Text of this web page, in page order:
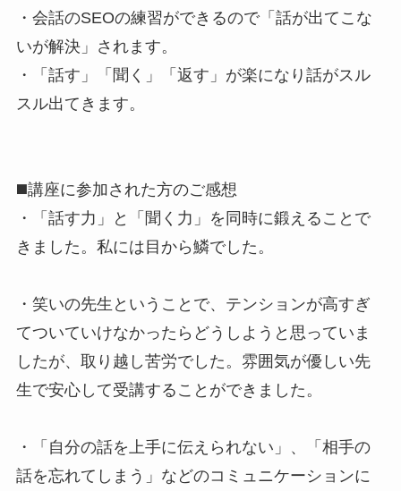
・会話のSEOの練習ができるので「話が出てこな
いが解決」されます。
・「話す」「聞く」「返す」が楽になり話がスル
スル出てきます。
◼️講座に参加された方のご感想
・「話す力」と「聞く力」を同時に鍛えることで
きました。私には目から鱗でした。
・笑いの先生ということで、テンションが高すぎ
てついていけなかったらどうしようと思っていま
したが、取り越し苦労でした。雰囲気が優しい先
生で安心して受講することができました。
・「自分の話を上手に伝えられない」、「相手の
話を忘れてしまう」などのコミュニケーションに